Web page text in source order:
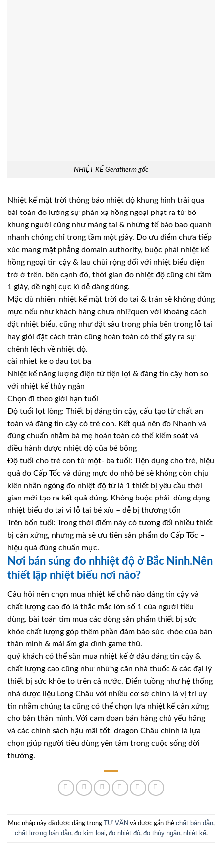
NHIỆT KẾ Geratherm gốc
Nhiệt kế mặt trời thông báo nhiệt độ khung hình trải qua
bài toán đo lường sự phản xạ hồng ngoại phạt ra từ bỏ
khung người cũng như màng tai & những tế bào bao quanh
nhanh chóng chỉ trong tầm một giây. Do ưu điểm chưa tiếp
xúc mang mặt phẳng domain authority, buộc phải nhiệt kế
hồng ngoại tin cậy & lau chùi rộng đối với nhiệt biểu điện
trở ở trên. bên cạnh đó, thời gian đo nhiệt độ cũng chỉ tầm
1 giây, đề nghị cực kì dễ dàng dùng.
Mặc dù nhiên, nhiệt kế mặt trời đo tai & trán sẽ không đúng
mực nếu như khách hàng chưa nhỉ?quen với khoảng cách
đặt nhiệt biểu, cũng như đặt sâu trong phía bên trong lỗ tai
hay giỏi đặt cách trán cũng hoàn toàn có thể gây ra sự
chênh lệch về nhiệt độ.
cài nhiet ke o dau tot ba
Nhiệt kế năng lượng điện tử tiện lợi & đáng tin cậy hơn so
với nhiệt kế thủy ngân
Chọn đi theo giới hạn tuổi
Độ tuổi lọt lòng: Thiết bị đáng tin cậy, cấu tạo từ chất an
toàn và đáng tin cậy có trẻ con. Kết quả nên đo Nhanh và
đúng chuẩn nhằm bà mẹ hoàn toàn có thể kiểm soát và
điều hành được nhiệt độ của bé bỏng
Độ tuổi cho trẻ con từ một- ba tuổi: Tiện dụng cho trẻ, hiệu
quả đo Cấp Tốc và đúng mực do nhỏ bé sẽ không còn chịu
kiên nhẫn ngóng đo nhiệt độ từ là 1 thiết bị yêu cầu thời
gian mới tạo ra kết quả đúng. Không buộc phải dùng dạng
nhiệt biểu đo tai vì lỗ tai bé xíu – dễ bị thương tổn
Trên bốn tuổi: Trong thời điểm này có tương đối nhiều thiết
bị cân xứng, nhưng mà sẽ ưu tiên sản phẩm đo Cấp Tốc –
hiệu quả đúng chuẩn mực.
Nơi bán súng đo nhhiệt độ ở Bắc Ninh.Nên
thiết lập nhiệt biểu nơi nào?
Câu hỏi nên chọn mua nhiệt kế chỗ nào đáng tin cậy và
chất lượng cao đó là thắc mắc lớn số 1 của người tiêu
dùng. bài toán tìm mua các dòng sản phẩm thiết bị sức
khỏe chất lượng góp thêm phần đảm bảo sức khỏe của bản
thân mình & mái ấm gia đình game thủ.
quý khách có thể săn mua nhiệt kế ở đâu đáng tin cậy &
chất lượng cao cũng như những căn nhà thuốc & các đại lý
thiết bị sức khỏe to trên cả nước. Điển tuồng như hệ thống
nhà dược liệu Long Châu với nhiều cơ sở chính là vị trí uy
tín nhằm chúng ta cũng có thể chọn lựa nhiệt kế cân xứng
cho bản thân mình. Với cam đoan bán hàng chủ yếu hãng
và các chính sách hậu mãi tốt, dragon Châu chính là lựa
chọn giúp người tiêu dùng yên tâm trong cuộc sống đời
thường.
Mục nhập này đã được đăng trong TƯ VẤN và được gắn thẻ chất bán dẫn,
chất lượng bán dẫn, đo kim loại, đo nhiệt độ, đo thủy ngân, nhiệt kế.